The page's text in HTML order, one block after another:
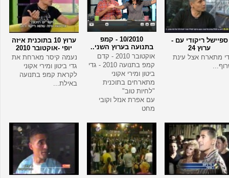
ספיישל ריקודי עם -
ערוץ 24
מתארח אצל עינת
10/2010 - קמפ
בתנועה בערוץ השני..
אוקטובר 2010 - קדם
קמפ בתנועה 2010 - גדי
ביטון ומירי אקוני
מתארחים בתוכנית
"לחיות טוב"
עם אפרת אנזל וקובי
מחט
ערוץ 10 בתוכנית איזה
יופי -אוקטובר 2010
נעמה קיסר מארחת את
גדי ביטון ומירי אקוני
לקראת קמפ בתנועה
באילת...